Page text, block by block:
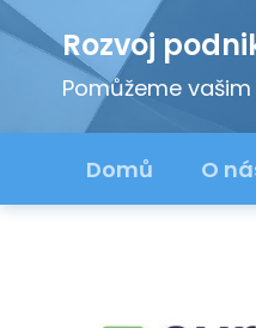
Rozvoj
Pomůžeme
Domů O